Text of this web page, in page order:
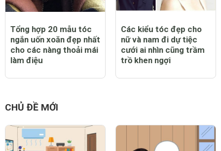
Tổng hợp 20 mẫu tóc
ngắn uốn xoăn đẹp nhất
cho các nàng thoải mái
làm điệu
Các kiểu tóc đẹp cho
nữ và nam đi dự tiệc
cưới ai nhìn cũng trầm
trồ khen ngợi
CHỦ ĐỀ MỚI